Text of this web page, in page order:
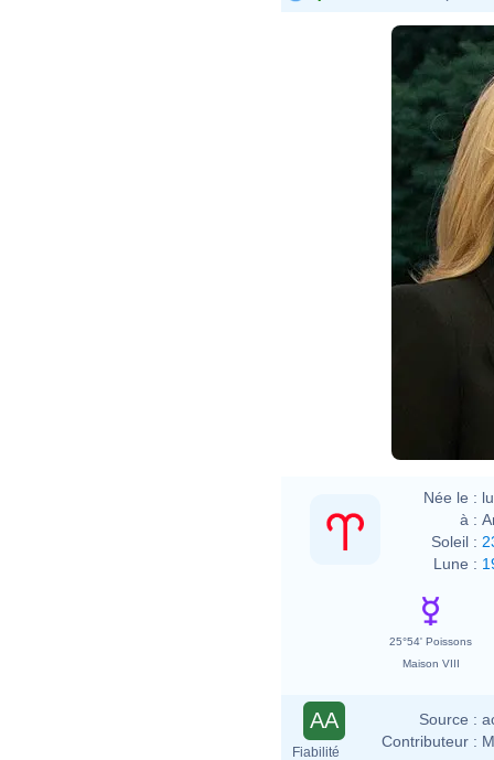
Née le :
à :
Soleil :
Lune :
25°54' Poissons
Maison VIII
AA
Fiabilité
Source :
Contributeur :